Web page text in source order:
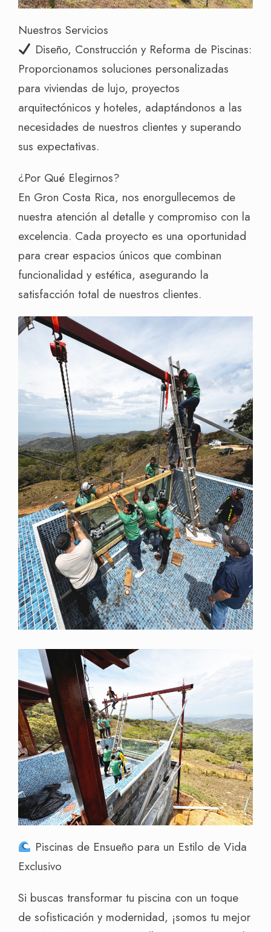
Nuestros Servicios
Diseño, Construcción y Reforma de Piscinas:
Proporcionamos soluciones personalizadas
para viviendas de lujo, proyectos
arquitectónicos y hoteles, adaptándonos a las
necesidades de nuestros clientes y superando
sus expectativas.
¿Por Qué Elegirnos?
En Gron Costa Rica, nos enorgullecemos de
nuestra atención al detalle y compromiso con la
excelencia. Cada proyecto es una oportunidad
para crear espacios únicos que combinan
funcionalidad y estética, asegurando la
satisfacción total de nuestros clientes.
Piscinas de Ensueño para un Estilo de Vida
Exclusivo
Si buscas transformar tu piscina con un toque
de sofisticación y modernidad, ¡somos tu mejor